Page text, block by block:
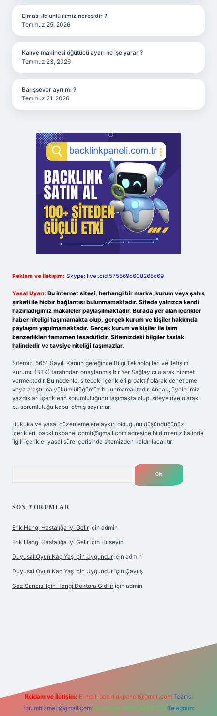
Elması ile ünlü ilimiz neresidir ?
Temmuz 25, 2026
Kahve makinesi öğütücü ayarı ne işe yarar ?
Temmuz 23, 2026
Barışsever ayrı mı ?
Temmuz 21, 2026
Reklam ve İletişim: Skype: live:.cid.575569c608265c69
Yasal Uyarı: Bu internet sitesi, herhangi bir marka, kurum veya şahıs
şirketi ile hiçbir bağlantısı bulunmamaktadır. Sitede yalnızca kendi
hazırladığımız makaleler paylaşılmaktadır. Burada yer alan içerikler
haber niteliği taşımamakta olup, gerçek kurum ve kişiler hakkında
paylaşım yapılmamaktadır. Gerçek kurum ve kişiler ile isim
benzerlikleri tamamen tesadüfidir. Sitemizdeki bilgiler taslak
halindedir ve tavsiye niteliği taşımazlar.
Sitemiz, 5651 Sayılı Kanun gereğince Bilgi Teknolojileri ve İletişim
Kurumu (BTK) tarafından onaylanmış bir Yer Sağlayıcı olarak hizmet
vermektedir. Bu nedenle, sitedeki içerikleri proaktif olarak denetleme
veya araştırma yükümlülüğümüz bulunmamaktadır. Ancak, üyelerimiz
yazdıkları içeriklerin sorumluluğunu taşımakta olup, siteye üye olarak
bu sorumluluğu kabul etmiş sayılırlar.
Hukuka ve yasal düzenlemelere aykırı olduğunu düşündüğünüz
içerikleri, backlinkpanelicomtr@gmail.com adresine bildirmeniz halinde,
ilgili içerikler yasal süre içerisinde sitemizden kaldırılacaktır.
SON YORUMLAR
Erik Hangi Hastalığa Iyi Gelir için admin
Erik Hangi Hastalığa Iyi Gelir için Hüseyin
Duyusal Oyun Kaç Yaş Için Uygundur için admin
Duyusal Oyun Kaç Yaş Için Uygundur için Çavuş
Gaz Sancısı Için Hangi Doktora Gidilir için admin
Reklam ve İletişim: E-mail: backlinkpaneli@gmail.com Teams:
forumhizmeti@gmail.com Whatsapp: 0262 606 0 726 Telegram: